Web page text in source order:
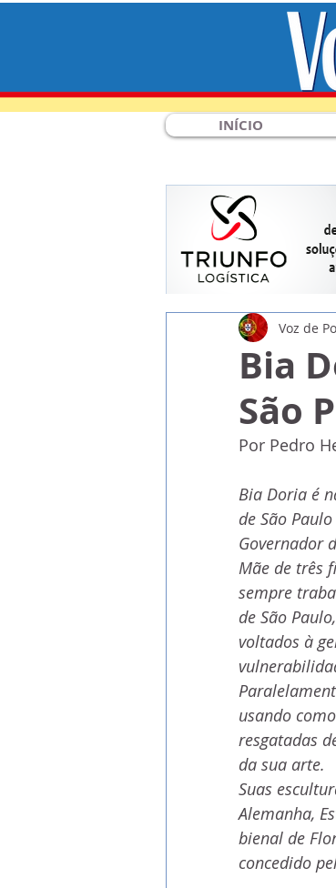
INÍCIO
Bia
São
Voz de
Por Pedro
Bia Doria é
de São
Governador
Mãe de três
sempre
de São
voltados à
usando
resgatadas
da sua arte.
Suas
Alemanha,
bienal de
concedido